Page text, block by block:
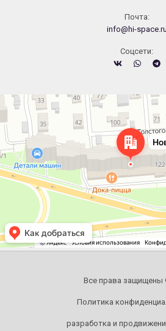
Почта:
info@hi-space.ru
Cоцсети:
Челябинск
Новороссийская улица, 122 — Яндекс.Карты
Все права защищены
Политика
разработка и